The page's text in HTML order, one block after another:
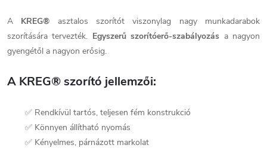
A KREG® asztalos szorítót viszonylag nagy munkadarabok
szorítására tervezték. Egyszerű szorítóerő-szabályozás a nagyon
gyengétől a nagyon erősig.
A KREG® szorító jellemzői:
✅ Rendkívül tartós, teljesen fém konstrukció
✅ Könnyen állítható nyomás
✅ Kényelmes, párnázott markolat